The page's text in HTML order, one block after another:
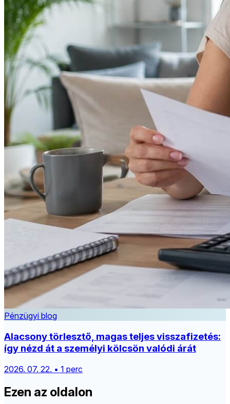
Pénzügyi blog
Alacsony törlesztő, magas teljes visszafizetés:
így nézd át a személyi kölcsön valódi árát
2026. 07. 22. • 1 perc
Ezen az oldalon